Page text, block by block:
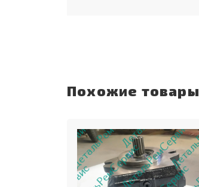
Похожие товары